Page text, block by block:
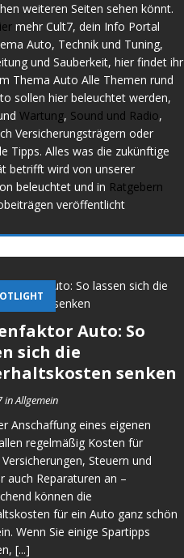
weiteren Seiten sehen könnt.
mehr Cult7, dein Info Portal
Auto, Technik und Tuning,
und Sauberkeit, hier findet ihr
Thema Auto Alle Themen rund
sollen hier beleuchtet werden,
Wartung, Sound und Radio,
Versicherungsträgern oder
Tipps. Alles was die zukünftige
betrifft wird von unserer
beleuchtet und in Ratgebern
veröffentlicht
Auto: So
sich die
senken
in Allgemein
Anschaffung eines eigenen
regelmäßig Kosten für
Steuern und
auch Reparaturen an –
können die
für ein Auto ganz schön
Wenn Sie einige Spartipps
[...]